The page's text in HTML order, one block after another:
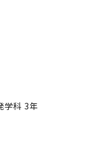
学科 3年